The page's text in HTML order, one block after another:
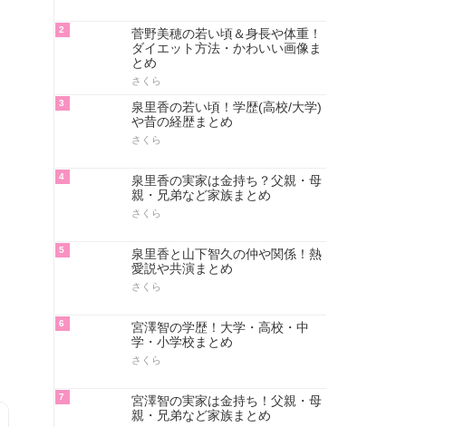
2
菅野美穂の若い頃＆身長や体重！
ダイエット方法・かわいい画像ま
とめ
さくら
3
泉里香の若い頃！学歴(高校/大学)
や昔の経歴まとめ
さくら
4
泉里香の実家は金持ち？父親・母
親・兄弟など家族まとめ
さくら
5
泉里香と山下智久の仲や関係！熱
愛説や共演まとめ
さくら
6
宮澤智の学歴！大学・高校・中
学・小学校まとめ
さくら
7
宮澤智の実家は金持ち！父親・母
親・兄弟など家族まとめ